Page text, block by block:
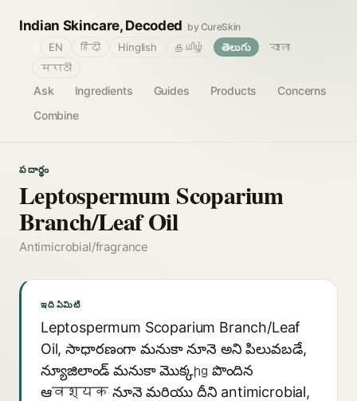
Indian Skincare, Decoded by CureSkin
Ask Ingredients Guides Products
Concerns
Combine
EN हिंदी Hinglish தமிழ் తెలుగు
বাংলা
मराठी
పదార్థం
Leptospermum Scoparium
Branch/Leaf Oil
Antimicrobial/fragrance
ఇది ఏమిటి
Leptospermum Scoparium Branch/Leaf
Oil, సాధారణంగా మనుకా నూనె అని పిలువబడే,
న్యూజిలాండ్ మనుకా మొక్కից పొందిన
ఆवश्यक నూనె మరియు దీని antimicrobial,